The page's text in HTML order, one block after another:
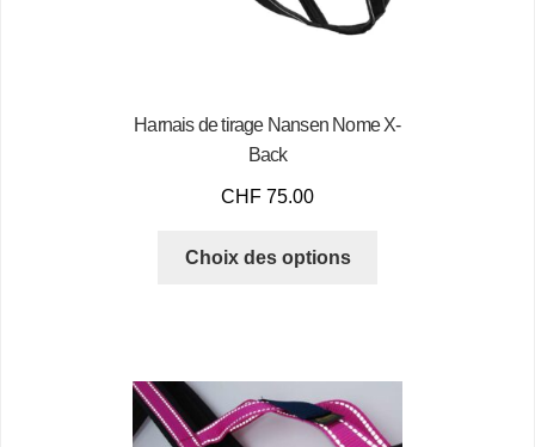
Harnais de tirage Nansen Nome X-
Back
CHF 75.00
Choix des options